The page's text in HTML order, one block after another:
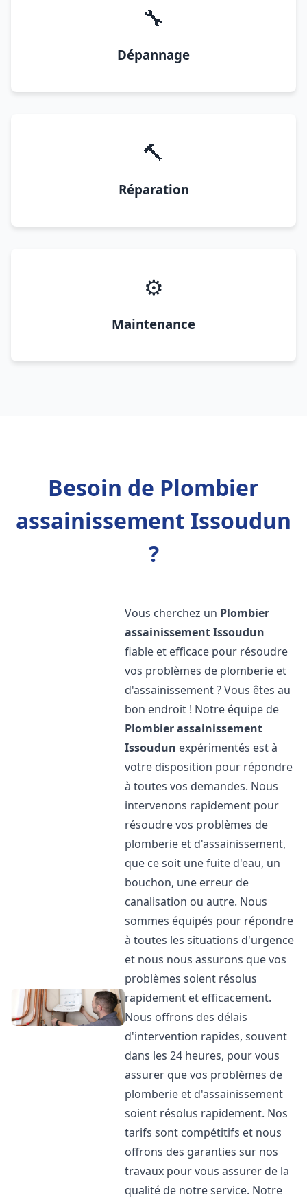
🔧
Dépannage
🔨
Réparation
⚙️
Maintenance
Besoin de Plombier
assainissement Issoudun
?
Vous cherchez un Plombier
assainissementIssoudun
fiable et efficace pour résoudre
vos problèmes de plomberie et
d'assainissement ? Vous êtes au
bon endroit ! Notre équipe de
Plombier assainissement
Issoudun expérimentés est à
votre disposition pour répondre
à toutes vos demandes. Nous
intervenons rapidement pour
résoudre vos problèmes de
plomberie et d'assainissement,
que ce soit une fuite d'eau, un
bouchon, une erreur de
canalisation ou autre. Nous
sommes équipés pour répondre
à toutes les situations d'urgence
et nous nous assurons que vos
problèmes soient résolus
rapidement et efficacement.
Nous offrons des délais
d'intervention rapides, souvent
dans les 24 heures, pour vous
assurer que vos problèmes de
plomberie et d'assainissement
soient résolus rapidement. Nos
tarifs sont compétitifs et nous
offrons des garanties sur nos
travaux pour vous assurer de la
qualité de notre service. Notre